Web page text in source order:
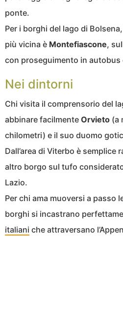
ponte.
Per i borghi del lago di
più vicina è Montefiascone,
con proseguimento in autobus
Nei dintorni
Chi visita il comprensorio del
abbinare facilmente Orvieto (a
chilometri) e il suo duomo
Dall’area di Viterbo è semplice
altro borgo sul tufo
Lazio.
Per chi ama muoversi a passo
borghi si incastrano
italiani che attraversano